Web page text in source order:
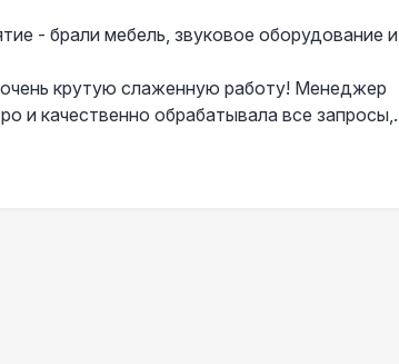
- брали мебель, звуковое оборудование и
крутую слаженную работу! Менеджер
и качественно обрабатывала все запросы,
моментах
Александру, все тревоги